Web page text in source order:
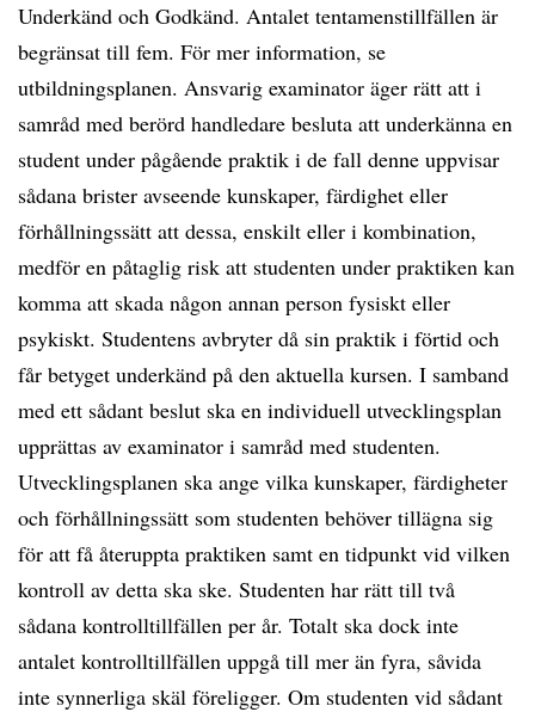
Underkänd och Godkänd. Antalet tentamenstillfällen är
begränsat till fem. För mer information, se
utbildningsplanen. Ansvarig examinator äger rätt att i
samråd med berörd handledare besluta att underkänna en
student under pågående praktik i de fall denne uppvisar
sådana brister avseende kunskaper, färdighet eller
förhållningssätt att dessa, enskilt eller i kombination,
medför en påtaglig risk att studenten under praktiken kan
komma att skada någon annan person fysiskt eller
psykiskt. Studentens avbryter då sin praktik i förtid och
får betyget underkänd på den aktuella kursen. I samband
med ett sådant beslut ska en individuell utvecklingsplan
upprättas av examinator i samråd med studenten.
Utvecklingsplanen ska ange vilka kunskaper, färdigheter
och förhållningssätt som studenten behöver tillägna sig
för att få återuppta praktiken samt en tidpunkt vid vilken
kontroll av detta ska ske. Studenten har rätt till två
sådana kontrolltillfällen per år. Totalt ska dock inte
antalet kontrolltillfällen uppgå till mer än fyra, såvida
inte synnerliga skäl föreligger. Om studenten vid sådant